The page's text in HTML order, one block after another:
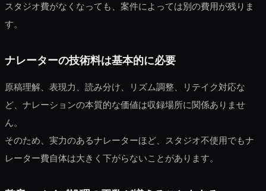
スタジオ費がなくなっても、案件によっては別の費用が残りま
す。
ナレーターの技術料は基本的に必要
原稿理解、表現力、読み分け、リズム調整、リテイク対応な
ど、ナレーションの本質的な価値は収録場所に関係ありませ
ん。
そのため、実力のあるナレーターほど、スタジオ不使用でもナ
レーター費自体は大きく下がらないことがあります。